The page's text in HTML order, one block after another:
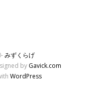
みずくらげ
by Gavick.com
WordPress